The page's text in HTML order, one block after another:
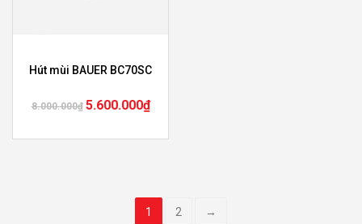
Hút mùi BAUER BC70SC
8.000.000₫ 5.600.000₫
1 2 →